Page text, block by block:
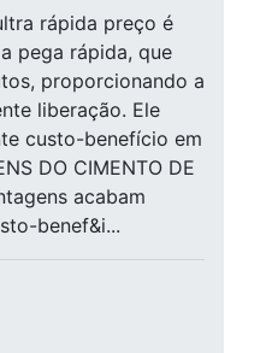
rápida preço é
pega rápida, que
proporcionando a
liberação. Ele
custo-benefício em
DO CIMENTO DE
acabam
benef&i...